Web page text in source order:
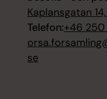
Kaplansgatan
Telefon:+46
se